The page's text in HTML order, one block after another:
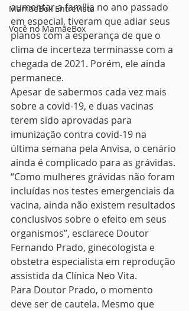
MamãeBox Entrevista
Você no MamãeBox
aumentar a família no ano passado
em especial, tiveram que adiar seus
planos com a esperança de que o
clima de incerteza terminasse com a
chegada de 2021. Porém, ele ainda
permanece.
Apesar de sabermos cada vez mais
sobre a covid-19, e duas vacinas
terem sido aprovadas para
imunização contra covid-19 na
última semana pela Anvisa, o cenário
ainda é complicado para as grávidas.
“Como mulheres grávidas não foram
incluídas nos testes emergenciais da
vacina, ainda não existem resultados
conclusivos sobre o efeito em seus
organismos”, esclarece Doutor
Fernando Prado, ginecologista e
obstetra especialista em reprodução
assistida da Clínica Neo Vita.
Para Doutor Prado, o momento
deve ser de cautela. Mesmo que